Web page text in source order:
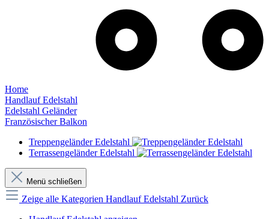
Home
Handlauf Edelstahl
Edelstahl Geländer
Französischer Balkon
Treppengeländer Edelstahl
Terrassengeländer Edelstahl
Menü schließen
Zeige alle Kategorien Handlauf Edelstahl Zurück